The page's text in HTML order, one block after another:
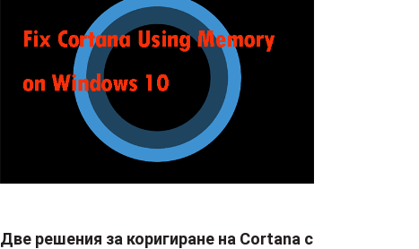
Две решения за коригиране на Cortana с